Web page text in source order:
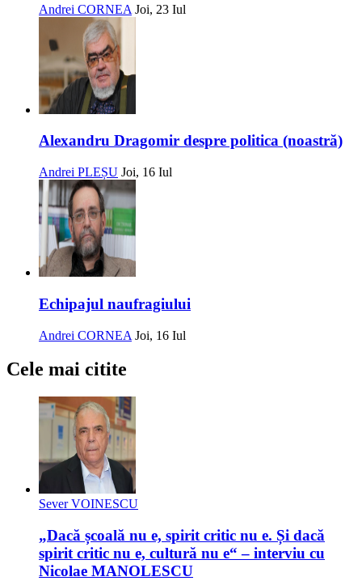
Andrei CORNEA Joi, 23 Iul
Alexandru Dragomir despre politica (noastră)
Andrei PLEȘU Joi, 16 Iul
Echipajul naufragiului
Andrei CORNEA Joi, 16 Iul
Cele mai citite
Sever VOINESCU
„Dacă școală nu e, spirit critic nu e. Și dacă
spirit critic nu e, cultură nu e“ – interviu cu
Nicolae MANOLESCU